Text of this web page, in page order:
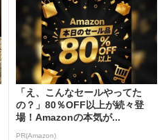
「え、こんなセールやってた
の？」80％OFF以上が続々登
場！Amazonの本気が...
PR(Amazon)